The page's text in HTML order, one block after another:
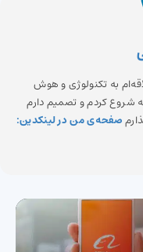
به تکنولوژی و هوش
شروع کردم و تصمیم دارم
صفحه‌ی من در لینکدین: